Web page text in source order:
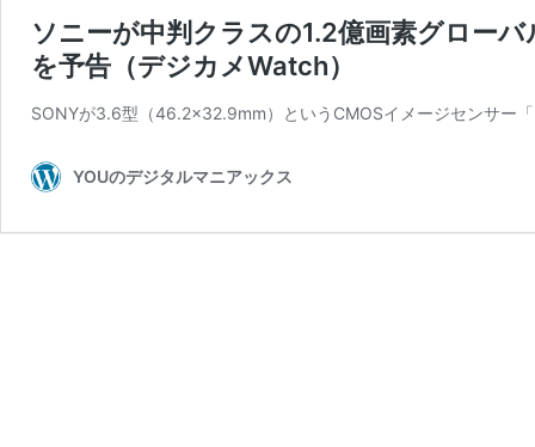
ソニーが中判クラスの1.2億画素グロー
を予告（デジカメWatch）
SONYが3.6型（46.2×32.9mm）というCMOSイメージセンサー
YOUのデジタルマニアックス